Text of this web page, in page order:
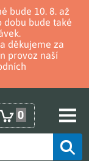
bude 10. 8. až
dobu bude také
děkujeme za
provoz naší
0